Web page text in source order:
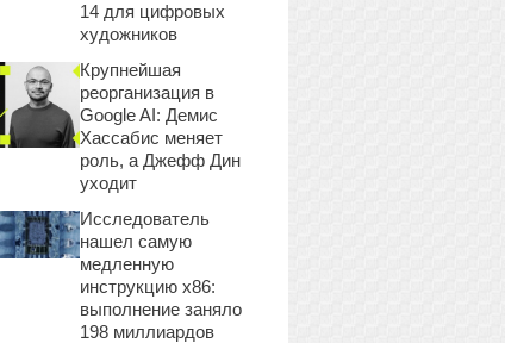
14 для цифровых
художников
Крупнейшая
реорганизация в
Google AI: Демис
Хассабис меняет
роль, а Джефф Дин
уходит
Исследователь
нашел самую
медленную
инструкцию x86:
выполнение заняло
198 миллиардов